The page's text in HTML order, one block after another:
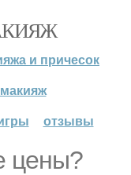
и причесок
отзывы
цены?